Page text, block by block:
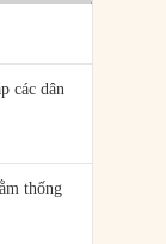
các dân
thống